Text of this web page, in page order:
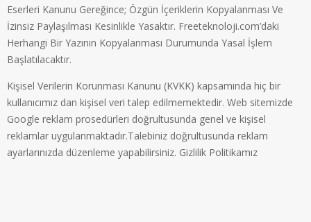
Eserleri Kanunu Gereğince; Özgün İçeriklerin Kopyalanması Ve
İzinsiz Paylaşılması Kesinlikle Yasaktır. Freeteknoloji.com’daki
Herhangi Bir Yazının Kopyalanması Durumunda Yasal İşlem
Başlatılacaktır.
Kişisel Verilerin Korunması Kanunu (KVKK) kapsamında hiç bir
kullanıcımız dan kişisel veri talep edilmemektedir. Web sitemizde
Google reklam prosedürleri doğrultusunda genel ve kişisel
reklamlar uygulanmaktadır.Talebiniz doğrultusunda reklam
ayarlarınızda düzenleme yapabilirsiniz. Gizlilik Politikamız